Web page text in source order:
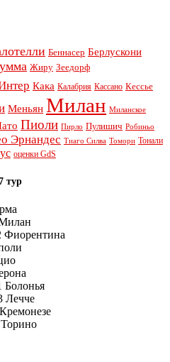
Беннасер Берлускони
Жиру Зеедорф
Кака Калабрия Кассано Кессье
Меньян Милан Миланское
Пиоли Пирло Пулишич Робиньо
Эрнандес Тиаго Силва Томори Тонали
оценки GdS
тур
Фиорентина
Болонья
Лечче